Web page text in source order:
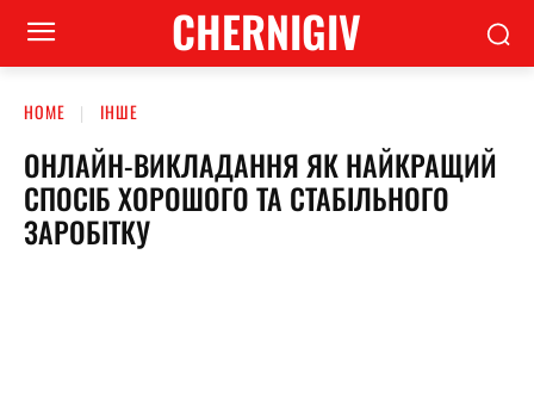
CHERNIGIV
HOME ІНШЕ
ОНЛАЙН-ВИКЛАДАННЯ ЯК НАЙКРАЩИЙ
СПОСІБ ХОРОШОГО ТА СТАБІЛЬНОГО
ЗАРОБІТКУ